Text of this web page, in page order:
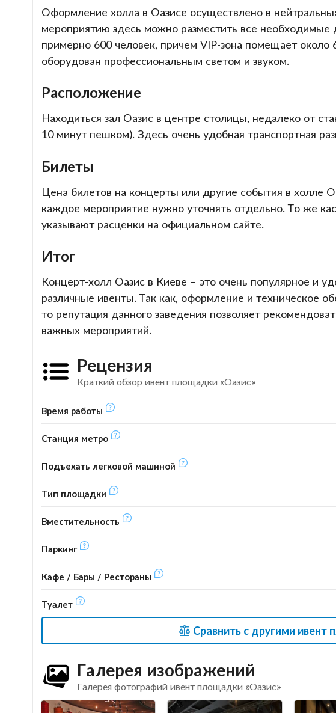
Оформление холла в Оазисе осуществлено в
мероприятию здесь можно разместить все необходимые
примерно 600 человек, причем VIP-зона помещает
оборудован профессиональным светом и звуком.
Расположение
Находиться зал Оазис в центре столицы, недалеко от
10 минут пешком). Здесь очень удобная транспортная
Билеты
Цена билетов на концерты или другие события в холле
каждое мероприятие нужно уточнять отдельно. То же
указывают расценки на официальном сайте.
Итог
Концерт-холл Оазис в Киеве – это очень популярное и
различные ивенты. Так как, оформление и техническое
то репутация данного заведения позволяет
важных мероприятий.
Рецензия
Краткий обзор ивент площадки «Оазис»
Время работы
Станция метро
Подъехать легковой машиной
Тип площадки
Вместительность
Паркинг
Кафе / Бары / Рестораны
Туалет
Сравнить с другими
Галерея изображений
Галерея фотографий ивент площадки «Оазис»